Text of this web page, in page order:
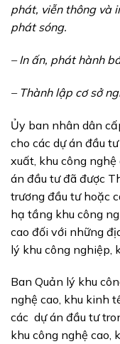
phát, viễn thông và
phát sóng.
– In ấn, phát hành
– Thành lập cơ sở
Ủy ban nhân dân
cho các dự án đầu
xuất, khu công nghệ
án đầu tư đã được
trương đầu tư hoặc
hạ tầng khu công
cao đối với những
lý khu công nghiệp,
Ban Quản lý khu
nghệ cao, khu kinh
các dự án đầu tư
khu công nghệ cao,